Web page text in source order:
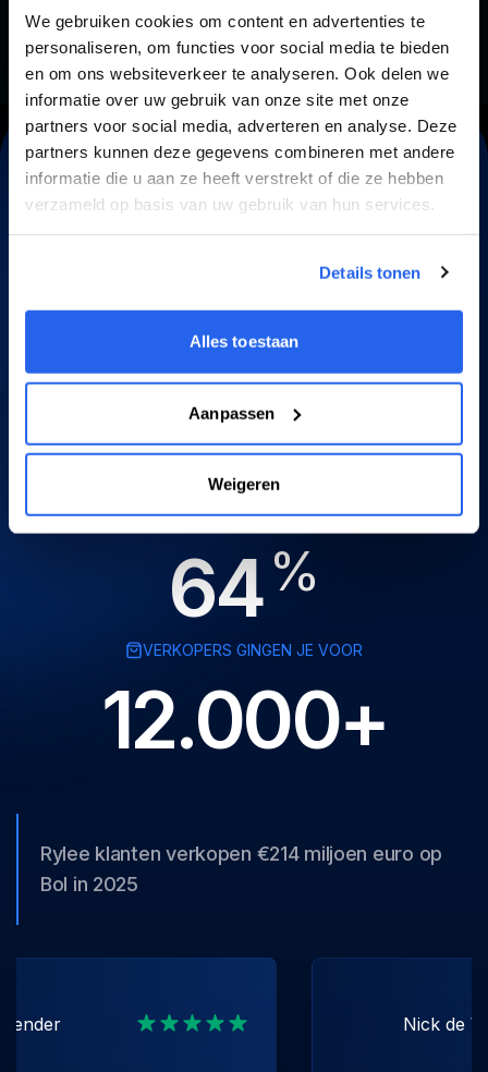
We gebruiken cookies om content en advertenties te
personaliseren, om functies voor social media te bieden
en om ons websiteverkeer te analyseren. Ook delen we
informatie over uw gebruik van onze site met onze
partners voor social media, adverteren en analyse. Deze
partners kunnen deze gegevens combineren met andere
informatie die u aan ze heeft verstrekt of die ze hebben
verzameld op basis van uw gebruik van hun services.
Details tonen
Alles toestaan
Aanpassen
Weigeren
Word ook een Bol
Samen laten we jouw
Bol-business maximaal groeien
MEER VERKOOP OP BOL.COM
64%
VERKOPERS GINGEN JE VOOR
12.000+
Rylee klanten verkopen €214 miljoen euro op
Bol in 2025